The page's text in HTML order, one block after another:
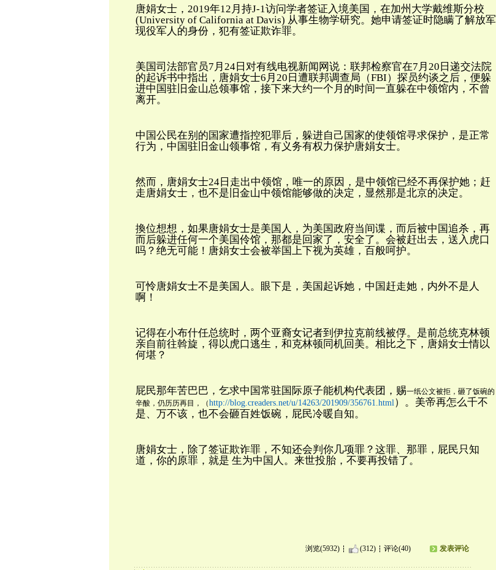
唐娟女士， 2019年12 月持J-1访问学者签证入境美国，在加州大学戴维斯分校
(University of California at Davis) 从事生物学研究。她申请签证时隐瞒了解放军
现役军人的身份，犯有签证欺诈罪。
美国司法部官员7月24日对有线电视新闻网说：联邦检察官在7月20日递交法院
的起诉书中指出，唐娟女士6月20日遭联邦调查局（FBI）探员约谈之后，便躲
进中国驻旧金山总领事馆，接下来大约一个月的时间一直躲在中领馆内，不曾
离开。
中国公民在别的国家遭指控犯罪后，躲进自己国家的使领馆寻求保护，是正常
行为，中国驻旧金山领事馆，有义务有权力保护唐娟女士。
然而，唐娟女士24日走出中领馆，唯一的原因，是中领馆已经不再保护她；赶
走唐娟女士，也不是旧金山中领馆能够做的决定，显然那是北京的决定。
換位想想，如果唐娟女士是美国人，为美国政府当间谍，而后被中国追杀，再
而后躲进任何一个美国伶馆，那都是回家了，安全了。会被赶出去，送入虎口
吗？绝无可能！唐娟女士会被举国上下视为英雄，百般呵护。
可怜唐娟女士不是美国人。眼下是，美国起诉她，中国赶走她，内外不是人
啊！
记得在小布什任总统时，两个亚裔女记者到伊拉克前线被俘。是前总统克林顿
亲自前往斡旋，得以虎口逃生，和克林顿同机回美。相比之下，唐娟女士情以
何堪？
屁民那年苦巴巴，乞求中国常驻国际原子能机构代表团，赐一纸公文被拒，砸了饭碗的
辛酸， 仍历历再目，（http://blog.creaders.net/u/14263/201909/356761.html）。美帝再怎么千不
是、万不该，也不会砸百姓饭碗，屁民冷暖自知。
唐娟女士，除了签证欺诈罪，不知还会判你几项罪？这罪、那罪，屁民只知
道，你的原罪，就是 生为中国人。来世投胎，不要再投错了。
浏览(5932) (312) 评论(40) 发表评论